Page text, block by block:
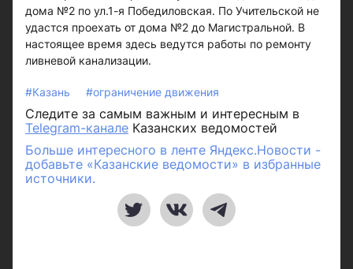
дома №2 по ул.1-я Победиловская. По Учительской не
удастся проехать от дома №2 до Магистральной. В
настоящее время здесь ведутся работы по ремонту
ливневой канализации.
#Казань #ограничение движения
Следите за самым важным и интересным в
Telegram-канале Казанских ведомостей
Больше интересного в ленте Яндекс.Новости -
добавьте «Казанские ведомости» в избранные
источники.